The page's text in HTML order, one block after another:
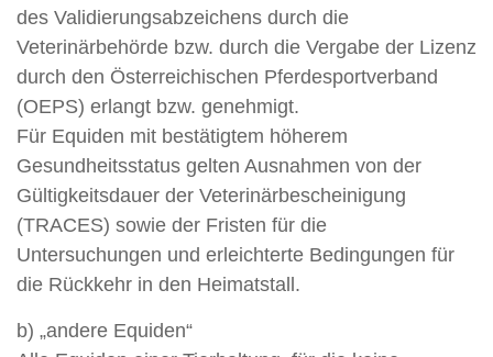
des Validierungsabzeichens durch die
Veterinärbehörde bzw. durch die Vergabe der Lizenz
durch den Österreichischen Pferdesportverband
(OEPS) erlangt bzw. genehmigt.
Für Equiden mit bestätigtem höherem
Gesundheitsstatus gelten Ausnahmen von der
Gültigkeitsdauer der Veterinärbescheinigung
(TRACES) sowie der Fristen für die
Untersuchungen und erleichterte Bedingungen für
die Rückkehr in den Heimatstall.
b) „andere Equiden“